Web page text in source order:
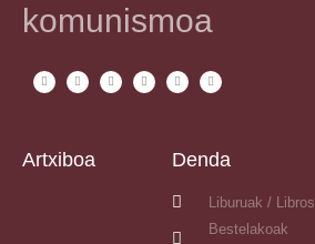
komunismoa
Artxiboa Denda
Liburuak / Libros
Bestelakoak